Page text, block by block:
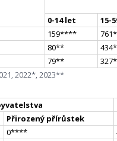
0-14 let 15-
159**** 761
80** 434*
79** 327*
2022*, 2023**
Přirozený přírůstek
0****